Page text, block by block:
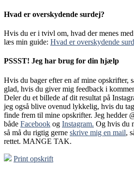
Hvad er overskydende surdej?
Hvis du er i tvivl om, hvad der menes
læs min guide: Hvad er overskydende
PSSST! Jeg har brug for din hjælp
Hvis du bager efter en af mine opskrifter,
glad, hvis du giver mig feedback i
Deler du et billede af dit resultat på
jeg også blive ovenud lykkelig, hvis du
finde frem til mine opskrifter. Jeg hedder
både Facebook og Instagram. Og hvis du
så må du rigtig gerne skrive mig en mail,
rettet. MANGE TAK.
Print opskrift